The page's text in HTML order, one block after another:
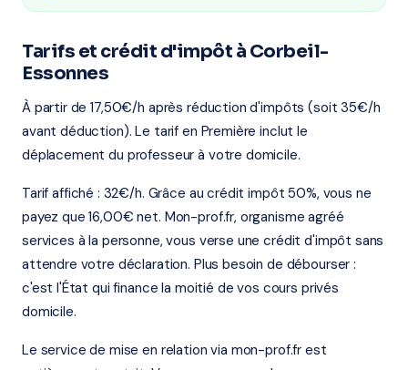
Tarifs et crédit d'impôt à Corbeil-
Essonnes
À partir de 17,50€/h après réduction d'impôts (soit 35€/h
avant déduction). Le tarif en Première inclut le
déplacement du professeur à votre domicile.
Tarif affiché : 32€/h. Grâce au crédit impôt 50%, vous ne
payez que 16,00€ net. Mon-prof.fr, organisme agréé
services à la personne, vous verse une crédit d'impôt sans
attendre votre déclaration. Plus besoin de débourser :
c'est l'État qui finance la moitié de vos cours privés
domicile.
Le service de mise en relation via mon-prof.fr est